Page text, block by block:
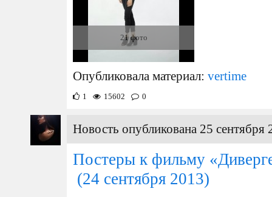
21 фото
Опубликовала материал: vertime
1 15602 0
Новость опубликована 25 сентября
Постеры к фильму
(24 сентября 2013)